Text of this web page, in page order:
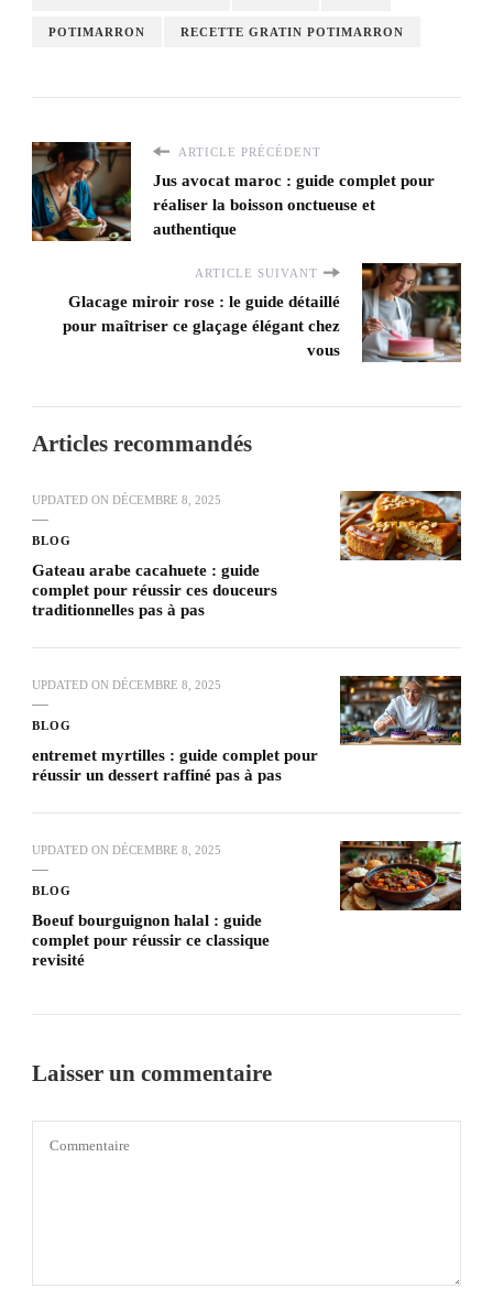
POTIMARRON RECETTE GRATIN POTIMARRON
ARTICLE PRÉCÉDENT
Jus avocat maroc : guide complet pour
réaliser la boisson onctueuse et
authentique
ARTICLE SUIVANT
Glacage miroir rose : le guide détaillé
pour maîtriser ce glaçage élégant chez
vous
Articles recommandés
UPDATED ON DÉCEMBRE 8, 2025
BLOG
Gateau arabe cacahuete : guide
complet pour réussir ces douceurs
traditionnelles pas à pas
UPDATED ON DÉCEMBRE 8, 2025
BLOG
entremet myrtilles : guide complet pour
réussir un dessert raffiné pas à pas
UPDATED ON DÉCEMBRE 8, 2025
BLOG
Boeuf bourguignon halal : guide
complet pour réussir ce classique
revisité
Laisser un commentaire